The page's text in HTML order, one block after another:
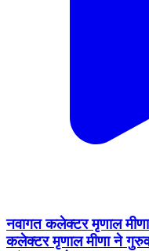
नवागत कलेक्टर मृणाल
कलेक्टर मृणाल मीणा ने